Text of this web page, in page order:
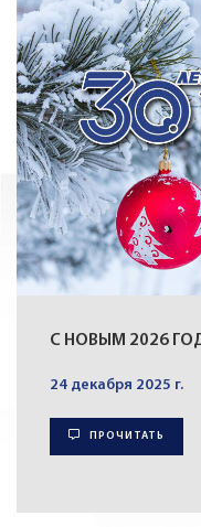
С НОВЫМ 2026
24 декабря 2025 г.
ПРОЧИТАТЬ